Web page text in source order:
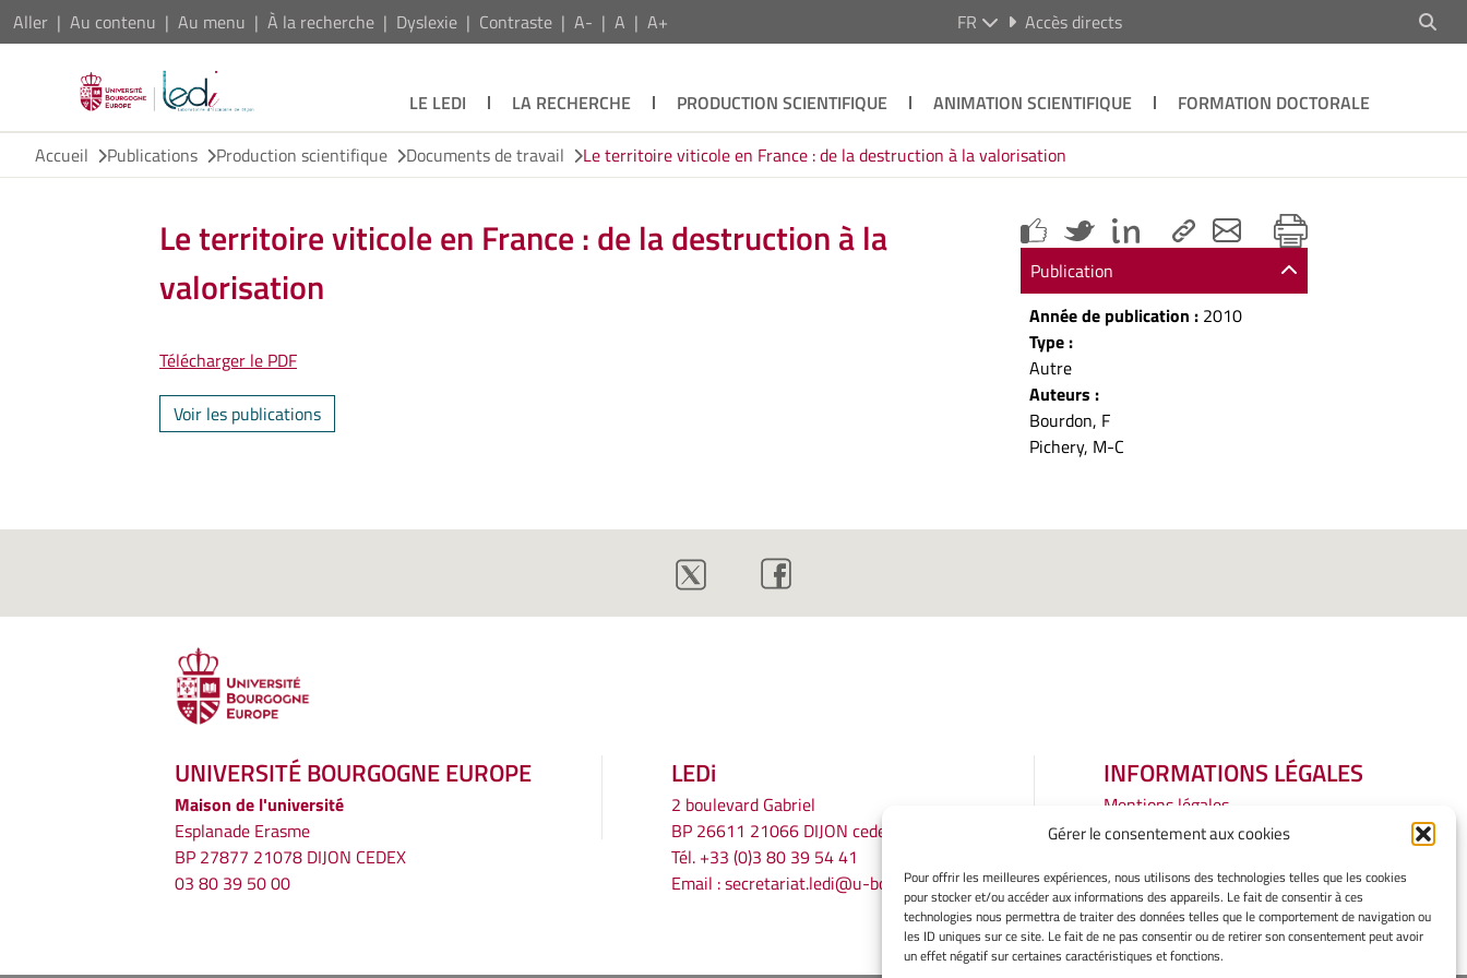
Gérer le consentement aux cookies
Pour offrir les meilleures expériences, nous utilisons des technologies telles que les cookies
pour stocker et/ou accéder aux informations des appareils. Le fait de consentir à ces
technologies nous permettra de traiter des données telles que le comportement de navigation ou
les ID uniques sur ce site. Le fait de ne pas consentir ou de retirer son consentement peut avoir
un effet négatif sur certaines caractéristiques et fonctions.
Aller Au contenu Au menu À la recherche Dyslexie Contraste A- A A+ FR Accès directs
LE LEDI LA RECHERCHE PRODUCTION SCIENTIFIQUE ANIMATION SCIENTIFIQUE
FORMATION DOCTORALE
Accueil
Publications Production scientifique Documents de travail Le territoire viticole en France : de la destruction à la valorisation
Le territoire viticole en France : de la destruction à la
valorisation
Télécharger le PDF
Voir les publications
Publication
Année de publication : 2010
Type :
Autre
Auteurs :
Bourdon, F
Pichery, M-C
UNIVERSITÉ BOURGOGNE EUROPE
Maison de l'université
Esplanade Erasme
BP 27877 21078 DIJON CEDEX
03 80 39 50 00
LEDi
2 boulevard Gabriel
BP 26611 21066 DIJON cedex
Tél. +33 (0)3 80 39 54 41
Email :secretariat.ledi@u-bourgogne.fr
INFORMATIONS LÉGALES
Mentions légales
Gérer mes cookies
Déclaration de confidentialité
Avertissement